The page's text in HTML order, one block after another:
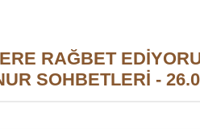
RAĞBET
SOHBETLERİ -